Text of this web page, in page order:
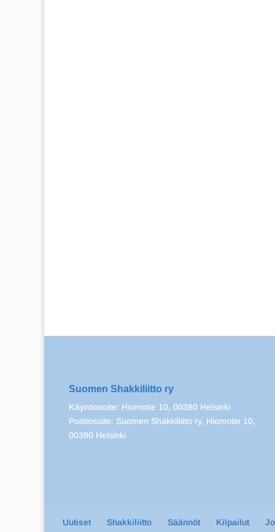
Suomen Shakkiliitto ry
Käyntiosoite: Hiomotie 10, 00380 Helsinki
Postiosoite: Suomen Shakkiliitto ry, Hiomotie 10,
00380 Helsinki
Uutiset Shakkiliitto Säännöt Kilpailut